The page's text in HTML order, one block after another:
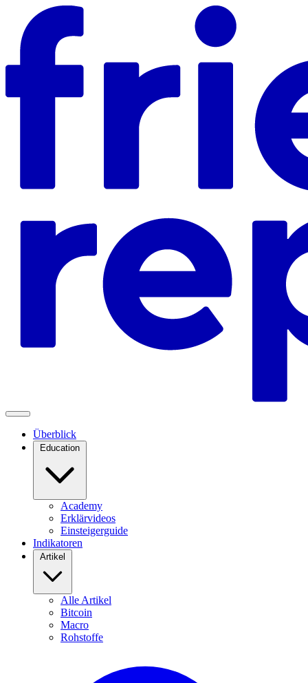
Überblick
Education
Academy
Erklärvideos
Einsteigerguide
Indikatoren
Artikel
Alle Artikel
Bitcoin
Macro
Rohstoffe